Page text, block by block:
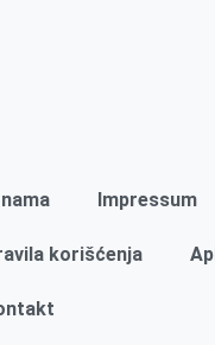
Impressum
korišćenja